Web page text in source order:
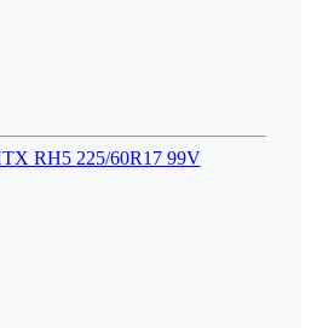
RH5 225/60R17 99V